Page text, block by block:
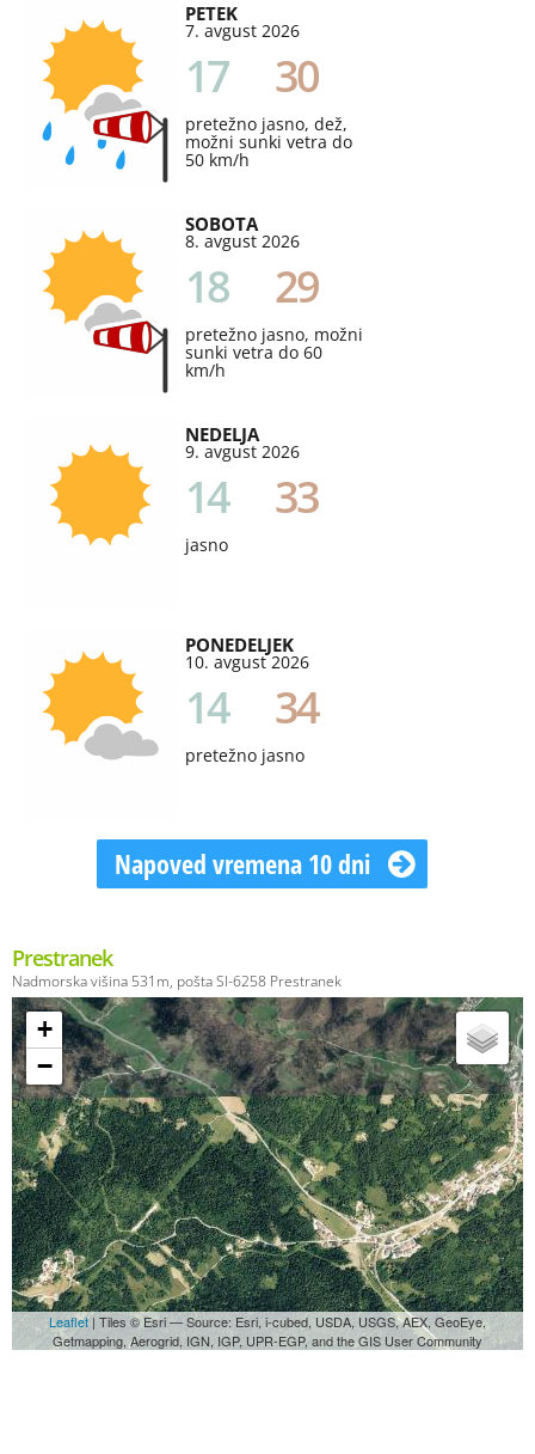
PETEK
7. avgust 2026
17 30
pretežno jasno, dež,
možni sunki vetra do
50 km/h
SOBOTA
8. avgust 2026
18 29
pretežno jasno, možni
sunki vetra do 60
km/h
NEDELJA
9. avgust 2026
14 33
jasno
PONEDELJEK
10. avgust 2026
14 34
pretežno jasno
Napoved vremena 10 dni
Prestranek
Nadmorska višina 531m, pošta SI-6258 Prestranek
+
−
Leaflet| Tiles © Esri — Source: Esri, i-cubed, USDA, USGS, AEX, GeoEye,
Getmapping, Aerogrid, IGN, IGP, UPR-EGP, and the GIS User Community